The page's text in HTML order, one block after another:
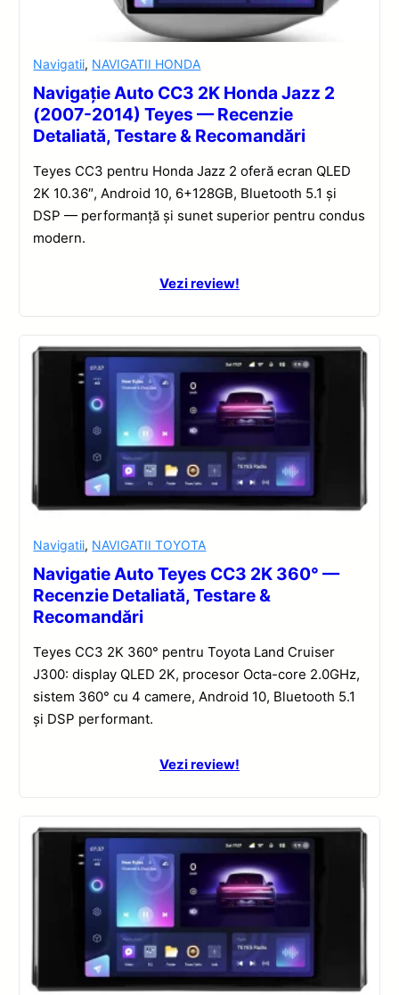
Navigatii, NAVIGATII HONDA
Navigație Auto CC3 2K Honda Jazz 2
(2007-2014) Teyes — Recenzie
Detaliată, Testare & Recomandări
Teyes CC3 pentru Honda Jazz 2 oferă ecran QLED
2K 10.36″, Android 10, 6+128GB, Bluetooth 5.1 și
DSP — performanță și sunet superior pentru condus
modern.
Vezi review!
Navigatii, NAVIGATII TOYOTA
Navigatie Auto Teyes CC3 2K 360° —
Recenzie Detaliată, Testare &
Recomandări
Teyes CC3 2K 360° pentru Toyota Land Cruiser
J300: display QLED 2K, procesor Octa-core 2.0GHz,
sistem 360° cu 4 camere, Android 10, Bluetooth 5.1
și DSP performant.
Vezi review!